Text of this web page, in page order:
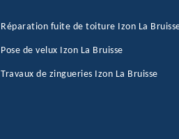
Réparation fuite de toiture Izon La
Pose de velux Izon La Bruisse
Travaux de zingueries Izon La Bruisse